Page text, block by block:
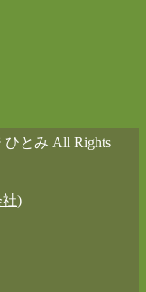
とみ All Rights
)